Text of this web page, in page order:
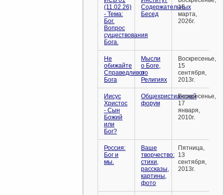
(11.02.26)
- Тема:
Бог.
Вопрос
существования
Бога.
Содержательных
Бесед
15
марта,
2026г.
Не
обижайте
Справедливого
Бога
Мысли
о Боге,
о
Религиях
Воскресенье,
15
сентября,
2013г.
Иисус
Христос
- Сын
Божий
или
Бог?
Общехристианский
форум
Воскресенье,
17
января,
2010г.
Россия:
Бог и
мы.
Ваше
творчество:
стихи,
рассказы,
картины,
фото
Пятница,
13
сентября,
2013г.